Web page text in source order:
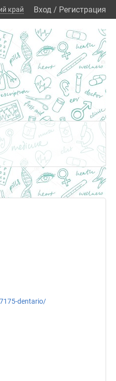
край Вход / Регистрация
dentario/